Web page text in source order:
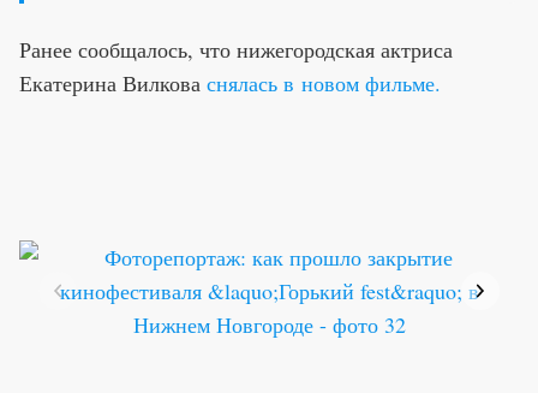
Ранее сообщалось, что нижегородская актриса
Екатерина Вилкова снялась в новом фильме.